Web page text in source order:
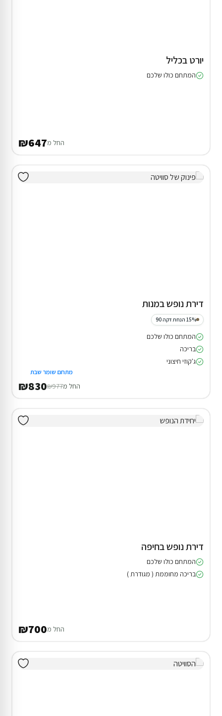
יורט בכליל
המתחם כולו שלכם
החל מ₪647
דירת נופש במנות
15% הנחת דקה 90
המתחם כולו שלכם
בריכה
ג'קוזי חיצוני
מתחם שומר שבת
החל מ₪977
₪830
דירת נופש בחיפה
המתחם כולו שלכם
בריכה מחוממת ( מגודרת )
החל מ₪700